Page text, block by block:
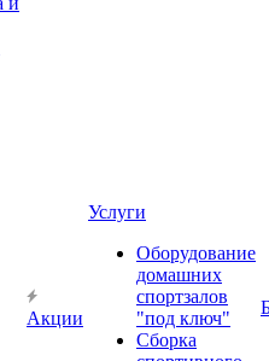
Акции
Услуги
Оборудование
домашних
спортзалов
"под ключ"
Сборка